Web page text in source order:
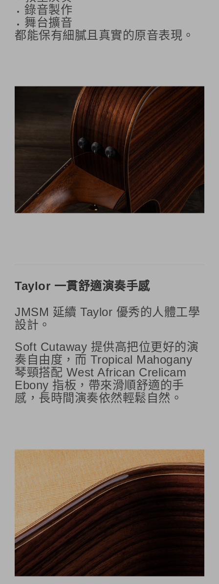
錄音製作
舞台擴音
都能保有細膩且真實的原音表現。
Taylor 一貫舒適演奏手感
JMSM 延續 Taylor 優秀的人體工學
設計。
Soft Cutaway 提供高把位更好的演
奏自由度，而 Tropical Mahogany
琴頸搭配 West African Crelicam
Ebony 指板，帶來滑順舒適的手
感，長時間演奏依然輕鬆自然。